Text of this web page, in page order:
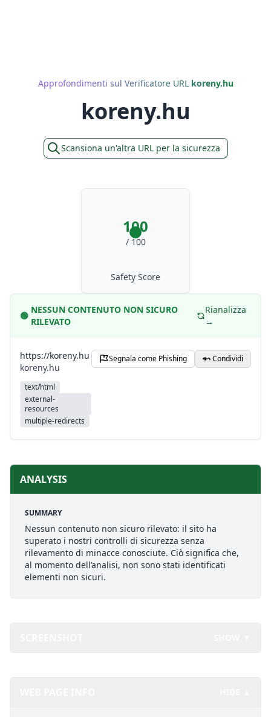
Approfondimenti sul Verificatore URL koreny.hu
koreny.hu
Scansiona un'altra URL per la sicurezza
100
/ 100
Safety Score
🟢
NESSUN CONTENUTO NON SICURO
RILEVATO
Rianalizza
→
https://koreny.hu
koreny.hu
text/html
external-
resources
multiple-redirects
Segnala come Phishing Condividi
ANALYSIS
SUMMARY
Nessun contenuto non sicuro rilevato: il sito ha
superato i nostri controlli di sicurezza senza
rilevamento di minacce conosciute. Ciò significa che,
al momento dell’analisi, non sono stati identificati
elementi non sicuri.